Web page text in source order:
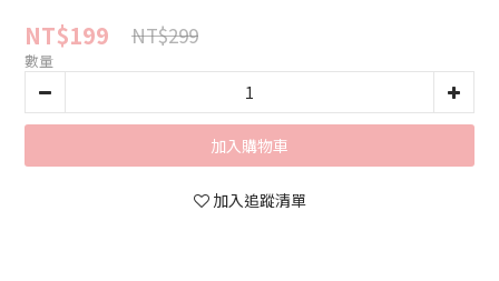
NT$199 NT$299
數量
加入購物車
加入追蹤清單